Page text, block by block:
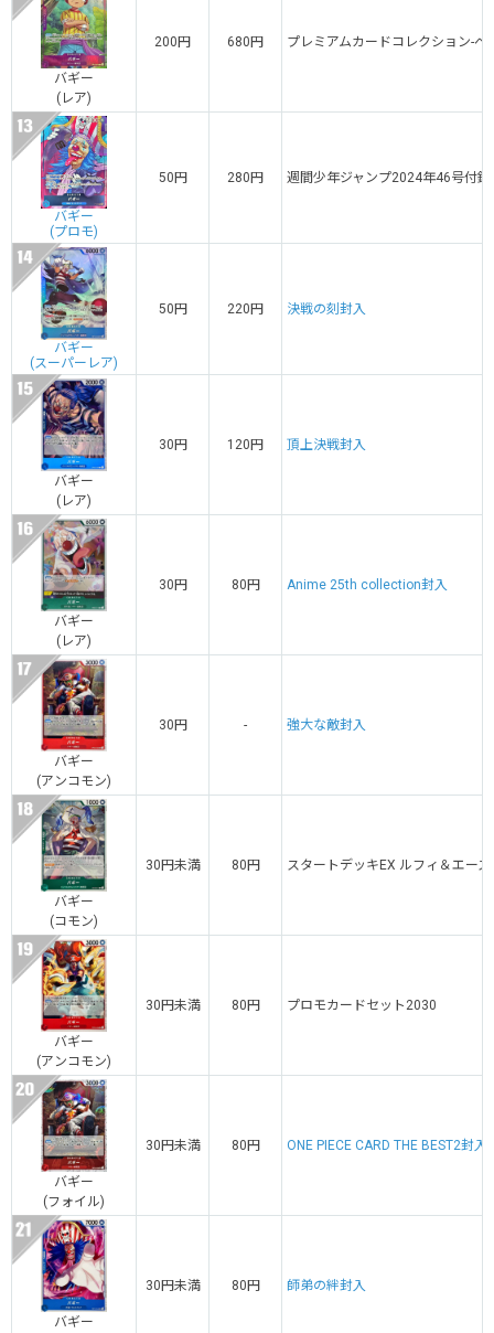
バギー
(レア)
200円 680円 プレミアムカードコレクション-
バギー
(プロモ)
50円 280円 週間少年ジャンプ2024年46号付録
バギー
(スーパーレア)
50円 220円 決戦の刻封入
バギー
(レア)
30円 120円 頂上決戦封入
バギー
(レア)
30円 80円 Anime 25th collection封入
バギー
(アンコモン)
30円 - 強大な敵封入
バギー
(コモン)
30円未満 80円 スタートデッキEX ルフィ＆エース
バギー
(アンコモン)
30円未満 80円 プロモカードセット2030
バギー
(フォイル)
30円未満 80円 ONE PIECE CARD THE BEST2封入
バギー
30円未満 80円 師弟の絆封入